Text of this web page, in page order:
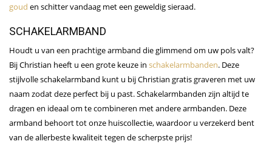
goud en schitter vandaag met een geweldig sieraad.
SCHAKELARMBAND
Houdt u van een prachtige armband die glimmend om uw pols valt?
Bij Christian heeft u een grote keuze in schakelarmbanden. Deze
stijlvolle schakelarmband kunt u bij Christian gratis graveren met uw
naam zodat deze perfect bij u past. Schakelarmbanden zijn altijd te
dragen en ideaal om te combineren met andere armbanden. Deze
armband behoort tot onze huiscollectie, waardoor u verzekerd bent
van de allerbeste kwaliteit tegen de scherpste prijs!